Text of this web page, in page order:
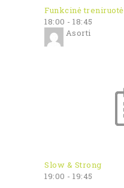
Funkcinė treniruotė
18:00 - 18:45
Asorti
Slow & Strong
19:00 - 19:45